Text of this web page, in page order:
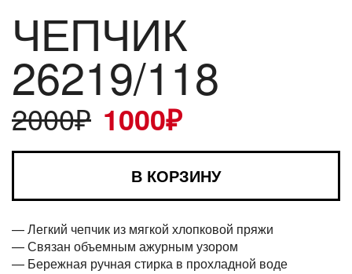
ЧЕПЧИК
26219/118
2000₽ 1000₽
В КОРЗИНУ
— Легкий чепчик из мягкой хлопковой пряжи
— Связан объемным ажурным узором
— Бережная ручная стирка в прохладной воде